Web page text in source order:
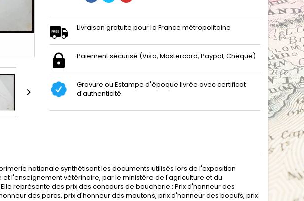

Livraison gratuite pour la France métropolitaine
Paiement sécurisé (Visa, Mastercard, Paypal, Chèque)
Gravure ou Estampe d'époque livrée avec certificat
d'authenticité.
nationale synthétisant les documents utilisés lors de l'exposition
l'enseignement vétérinaire, par le ministère de l'agriculture et du
représente des prix des concours de boucherie : Prix d'honneur des
des porcs, prix d'honneur des moutons, prix d'honneur des boeufs, prix